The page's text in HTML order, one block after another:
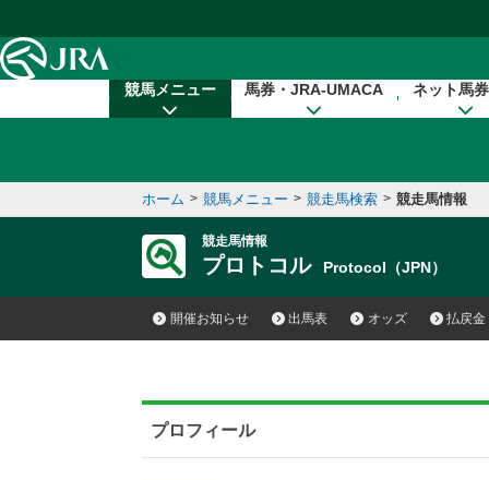
競馬メニュー 馬券・JRA-UMACA ネット馬
ホーム > 競馬メニュー > 競走馬検索 > 競走馬情報
競走馬情報
プロトコル Protocol（JPN）
開催お知らせ 出馬表 オッズ 払戻金
プロフィール